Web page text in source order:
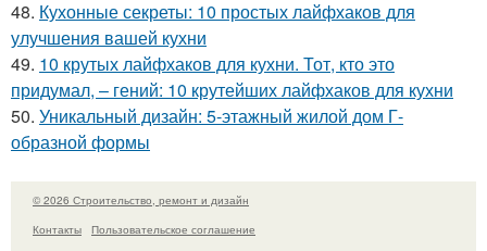
48. Кухонные секреты: 10 простых лайфхаков для
улучшения вашей кухни
49. 10 крутых лайфхаков для кухни. Тот, кто это
придумал, – гений: 10 крутейших лайфхаков для кухни
50. Уникальный дизайн: 5-этажный жилой дом Г-
образной формы
© 2026 Строительство, ремонт и дизайн
Контакты
Пользовательское соглашение